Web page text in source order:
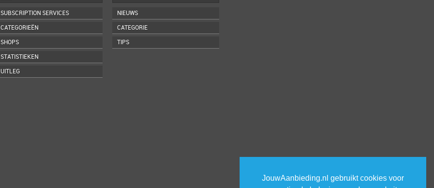
JouwAanbieding.nl gebruikt cookies voor
SUBSCRIPTION SERVICES
CATEGORIEËN
SHOPS
STATISTIEKEN
UITLEG
NIEUWS
CATEGORIE
TIPS